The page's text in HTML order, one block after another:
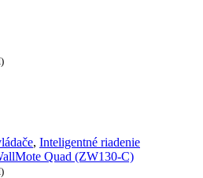
, Inteligentné riadenie
Quad (ZW130-C)